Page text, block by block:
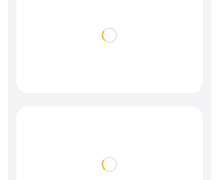
Loading...
Loading...